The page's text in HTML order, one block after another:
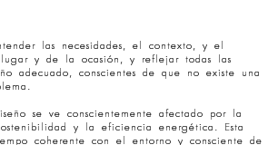
las necesidades, el contexto, y el
y de la ocasión, y reflejar todas las
adecuado, conscientes de que no existe una
se ve conscientemente afectado por la
y la eficiencia energética. Esta
coherente con el entorno y consciente de